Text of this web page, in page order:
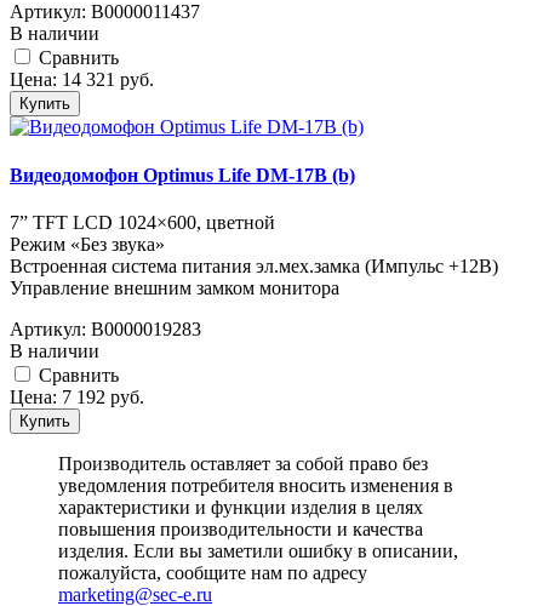
Артикул: В0000011437
В наличии
Cравнить
Цена: 14 321 руб.
Купить
Видеодомофон Optimus Life DM-17B (b)
7” TFT LCD 1024×600, цветной
Режим «Без звука»
Встроенная система питания эл.мех.замка (Импульс +12В)
Управление внешним замком монитора
Артикул: В0000019283
В наличии
Cравнить
Цена: 7 192 руб.
Купить
Производитель оставляет за собой право без
уведомления потребителя вносить изменения в
характеристики и функции изделия в целях
повышения производительности и качества
изделия. Если вы заметили ошибку в описании,
пожалуйста, сообщите нам по адресу
marketing@sec-e.ru